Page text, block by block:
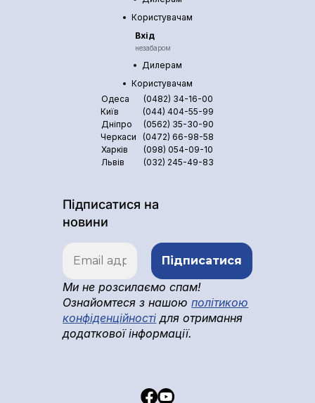
Користувачам
Вхід
незабаром
Дилерам
Користувачам
Одеса
(0482) 34-16-00
Київ
(044) 404-55-99
Дніпро
(0562) 35-30-90
Черкаси
(0472) 66-98-58
Харків
(098) 054-09-10
Львів
(032) 245-49-83
Підписатися на
новини
Ми не розсилаємо спам!
Ознайомтеся з нашоюполітикою
конфіденційності для отримання
додаткової інформації.